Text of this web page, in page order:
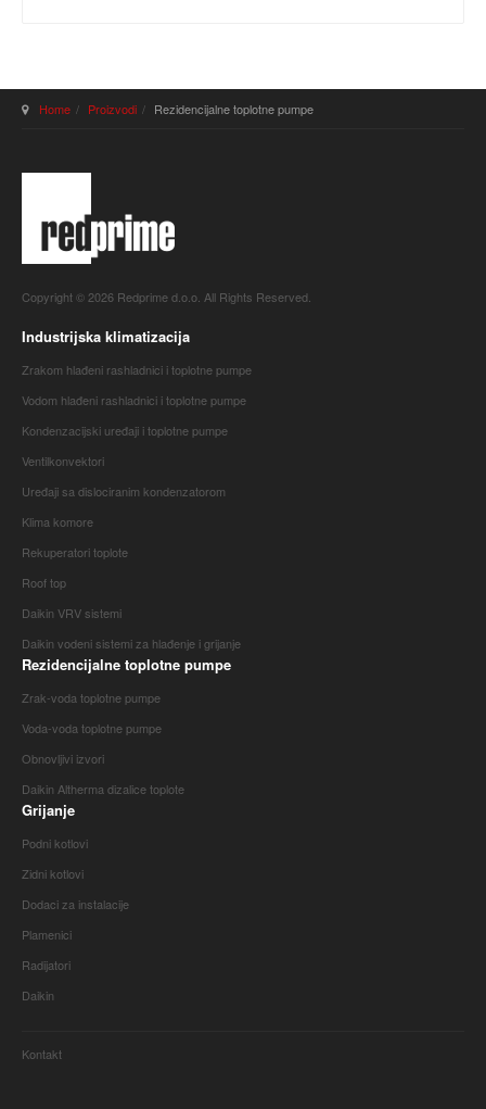
Home Proizvodi Rezidencijalne toplotne pumpe
Copyright © 2026 Redprime d.o.o. All Rights Reserved.
Industrijska klimatizacija
Zrakom hlađeni rashladnici i toplotne pumpe
Vodom hlađeni rashladnici i toplotne pumpe
Kondenzacijski uređaji i toplotne pumpe
Ventilkonvektori
Uređaji sa dislociranim kondenzatorom
Klima komore
Rekuperatori toplote
Roof top
Daikin VRV sistemi
Daikin vodeni sistemi za hlađenje i grijanje
Rezidencijalne toplotne pumpe
Zrak-voda toplotne pumpe
Voda-voda toplotne pumpe
Obnovljivi izvori
Daikin Altherma dizalice toplote
Grijanje
Podni kotlovi
Zidni kotlovi
Dodaci za instalacije
Plamenici
Radijatori
Daikin
Kontakt